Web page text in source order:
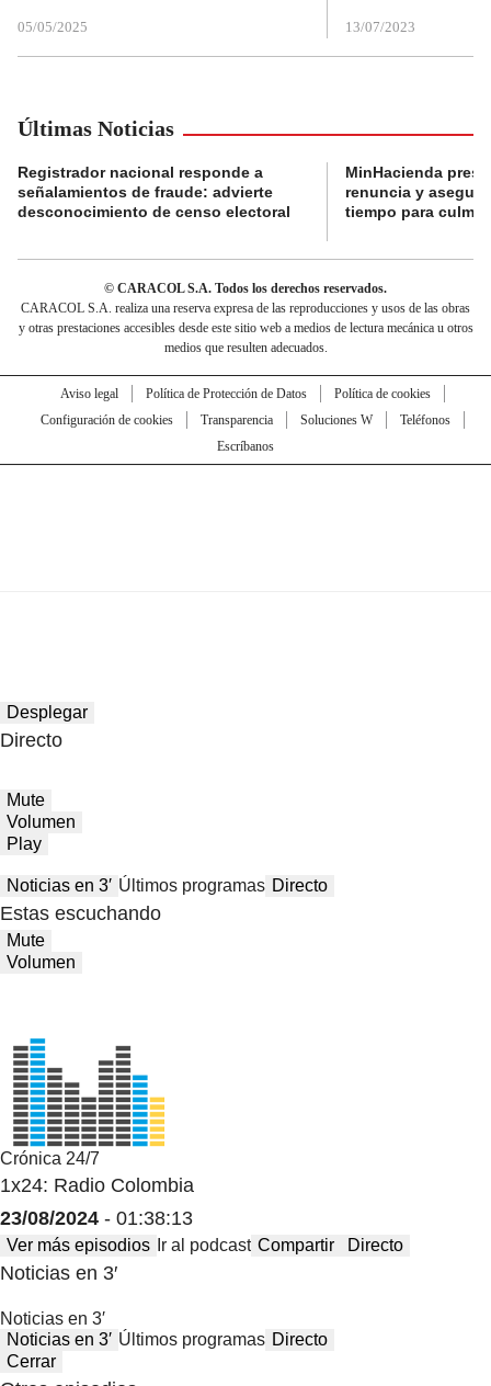
05/05/2025 13/07/2023
Últimas Noticias
Registrador nacional responde a
señalamientos de fraude: advierte
desconocimiento de censo electoral
MinHacienda
renuncia y
tiempo para
© CARACOL S.A. Todos los derechos reservados.
CARACOL S.A. realiza una reserva expresa de las reproducciones y usos de las obras
y otras prestaciones accesibles desde este sitio web a medios de lectura mecánica u otros
medios que resulten adecuados.
Aviso legal Política de Protección de Datos
Política de cookies
Configuración de cookies
Transparencia Soluciones W
Teléfonos
Escríbanos
Desplegar
Directo
Mute
Volumen
Play
Noticias en 3′ Últimos programas Directo
Estas escuchando
Mute
Volumen
Crónica 24/7
1x24: Radio Colombia
23/08/2024 - 01:38:13
Ver más episodios Ir al podcast Compartir Directo
Noticias en 3′
Noticias en 3′
Noticias en 3′ Últimos programas Directo
Cerrar